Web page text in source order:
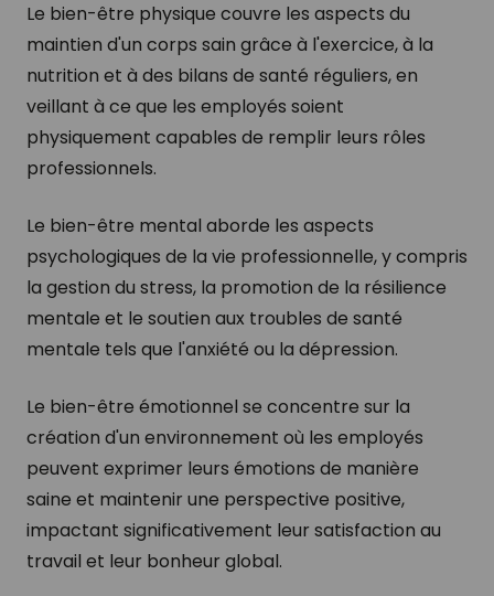
Le bien-être physique couvre les aspects du
maintien d'un corps sain grâce à l'exercice, à la
nutrition et à des bilans de santé réguliers, en
veillant à ce que les employés soient
physiquement capables de remplir leurs rôles
professionnels.
Le bien-être mental aborde les aspects
psychologiques de la vie professionnelle, y compris
la gestion du stress, la promotion de la résilience
mentale et le soutien aux troubles de santé
mentale tels que l'anxiété ou la dépression.
Le bien-être émotionnel se concentre sur la
création d'un environnement où les employés
peuvent exprimer leurs émotions de manière
saine et maintenir une perspective positive,
impactant significativement leur satisfaction au
travail et leur bonheur global.